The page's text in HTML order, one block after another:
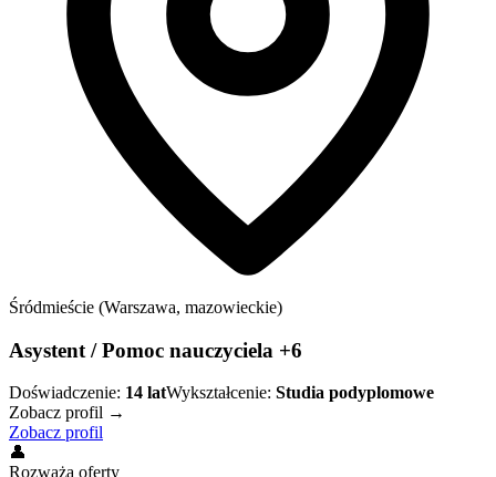
Śródmieście (Warszawa, mazowieckie)
Asystent / Pomoc nauczyciela +6
Doświadczenie: 14 latWykształcenie: Studia podyplomowe
Zobacz profil →
Zobacz profil
👤
Rozważa oferty